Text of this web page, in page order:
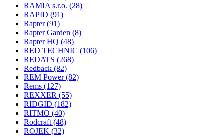
RAMIA s.r.o. (28)
RAPID (91)
Rapter(91)
Rapter Garden (8)
Rapter HQ (48)
RED TECHNIC (106)
REDATS (268)
Redback (82)
REM Power(82)
Rems (127)
REXXER (55)
RIDGID (182)
RITMO (40)
Rodcraft (48)
ROJEK (32)